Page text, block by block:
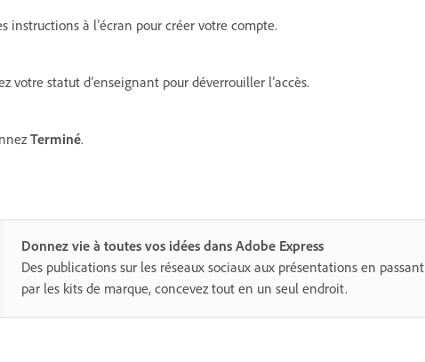
instructions à l’écran pour créer votre compte.
votre statut d’enseignant pour déverrouiller l’accès.
Terminé.
Donnez vie à toutes vos idées dans Adobe Express
Des publications sur les réseaux sociaux aux présentations en passant
par les kits de marque, concevez tout en un seul endroit.